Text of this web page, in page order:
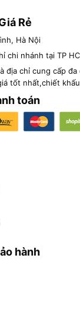
Rẻ
Hà Nội
chi nhánh tại TP
địa chỉ cung cấp
tốt nhất,chiết
toán
hành